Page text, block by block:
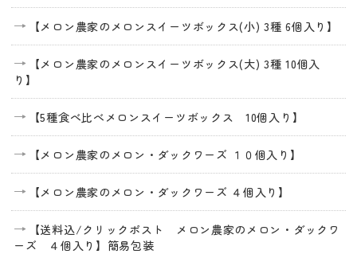
【メロン農家のメロンスイーツボックス(小) 3種 6個入り】
【メロン農家のメロンスイーツボックス(大) 3種 10個入
り】
【5種食べ比べメロンスイーツボックス 10個入り】
【メロン農家のメロン・ダックワーズ １０個入り】
【メロン農家のメロン・ダックワーズ ４個入り】
【送料込/クリックポスト メロン農家のメロン・ダックワ
ーズ ４個入り】簡易包装